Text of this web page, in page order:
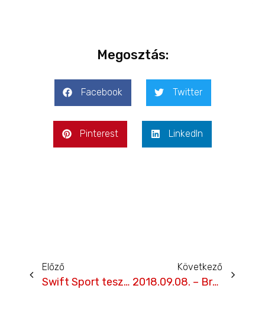
Megosztás:
Facebook Twitter
Pinterest LinkedIn
Előző
Swift Sport teszt a TV2-n
Következő
2018.09.08. – Brno, Időmérős interjúk